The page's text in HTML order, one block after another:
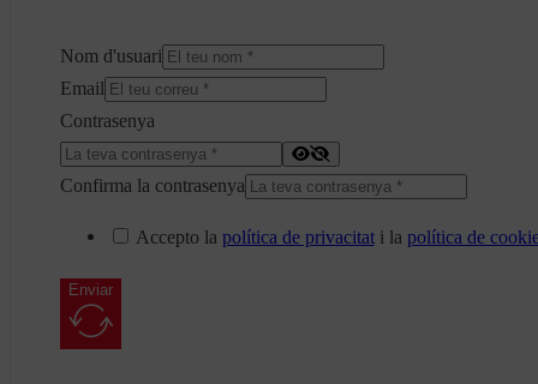
Nom d'usuari
Email
Contrasenya
Confirma la contrasenya
Accepto la política de privacitati la política de
Enviar